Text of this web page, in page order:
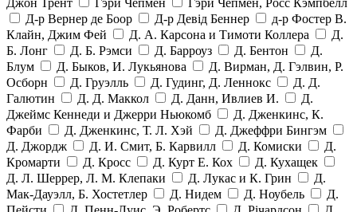
Джон Трент
Гэри Чепмен
Гэри Чепмен, Росс Кэмпбелл
Д-р Вернер де Боор
Д-р Девід Беннер
д-р Фостер В.
Клайн, Джим Фей
Д. А. Карсона и Тимоти Коллера
Д.
Б. Лонг
Д. Б. Рэмси Д. Барроуз Д. Бентон
Д.
Блум
Д. Быков, И. Лукьянова
Д. Вирман, Д. Гэлвин, Р.
Осборн
Д. Груэлль Д. Гудинг, Д. Леннокс
Д. Д.
Галютин
Д. Д. Маккол Д. Данн, Ивлиев И.
Д.
Джеймс Кеннеди и Джерри Ньюкомб
Д. Дженкинс, К.
Фарби
Д. Дженкинс, Т. Л. Хэй
Д. Джеффри Бингэм
Д. Джордж
Д. И. Смит, Б. Карвилл Д. Комиски
Д.
Кромарти
Д. Кросс Д. Курт Е. Кох
Д. Кухащек
Д. Л. Шеррер, Л. М. Клепаки
Д. Лукас и К. Грин
Д.
Мак-Дауэлл, Б. Хостетлер
Д. Нидем Д. Ноубель
Д.